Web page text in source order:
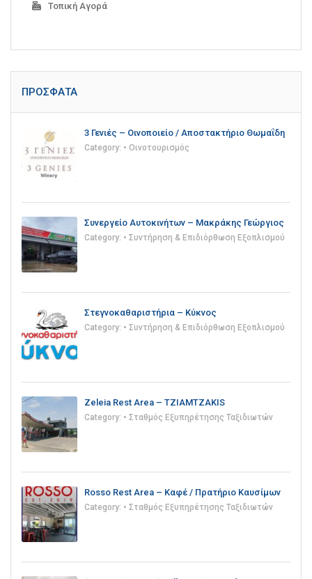
Τοπική Αγορά
ΠΡΌΣΦΑΤΑ
3 Γενιές – Οινοποιείο / Αποστακτήριο Θωμαΐδη
Category: • Οινοτουρισμός
Συνεργείο Αυτοκινήτων – Μακράκης Γεώργιος
Category: • Συντήρηση & Επιδιόρθωση Εξοπλισμού
Στεγνοκαθαριστήρια – Κύκνος
Category: • Συντήρηση & Επιδιόρθωση Εξοπλισμού
Zeleia Rest Area – TZIAMTZAKIS
Category: • Σταθμός Εξυπηρέτησης Ταξιδιωτών
Rosso Rest Area – Καφέ / Πρατήριο Καυσίμων
Category: • Σταθμός Εξυπηρέτησης Ταξιδιωτών